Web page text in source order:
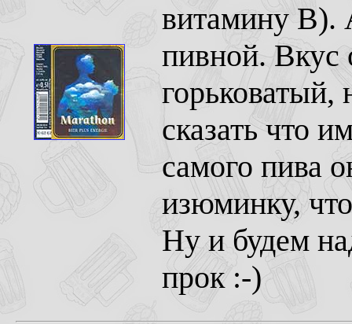
витамину B).
пивной. Вкус
сказать что
самого пива
изюминку,
Ну и будем
прок :-)